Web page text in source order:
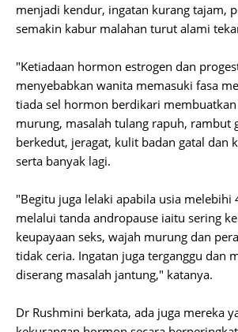
menjadi kendur, ingatan kurang tajam,
semakin kabur malahan turut alami
"Ketiadaan hormon estrogen dan
menyebabkan wanita memasuki fasa
tiada sel hormon berdikari
murung, masalah tulang rapuh, rambut
berkedut, jeragat, kulit badan gatal dan
serta banyak lagi.
"Begitu juga lelaki apabila usia melebihi
melalui tanda andropause iaitu sering
keupayaan seks, wajah murung dan
tidak ceria. Ingatan juga terganggu dan
diserang masalah jantung," katanya.
Dr Rushmini berkata, ada juga mereka